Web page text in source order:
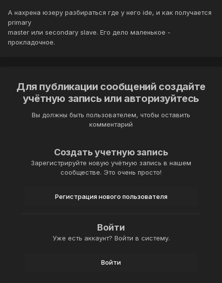
А нахрена юзеру разбираться где у него ide, и как получается
primary
master или secondary slave. Его дело маленькое -
прокладочное.
Для публикации сообщений создайте
учётную запись или авторизуйтесь
Вы должны быть пользователем, чтобы оставить
комментарий
Создать учетную запись
Зарегистрируйте новую учётную запись в нашем
сообществе. Это очень просто!
Регистрация нового пользователя
Войти
Уже есть аккаунт? Войти в систему.
Войти